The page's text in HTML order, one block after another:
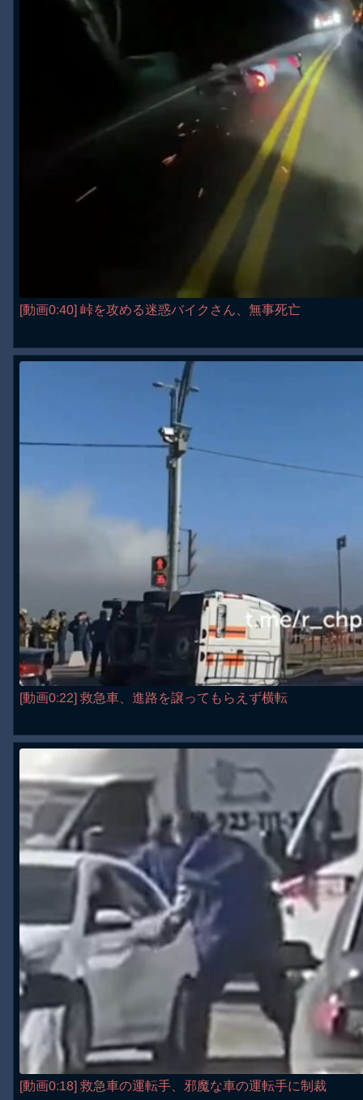
[動画0:40] 峠を攻める迷惑バイクさん、無事死亡
[動画0:22] 救急車、進路を譲ってもらえず横転
[動画0:18] 救急車の運転手、邪魔な車の運転手に制裁